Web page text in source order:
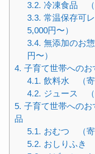
3.2. 冷凍食品 （
3.3. 常温保存可
5,000円〜）
3.4. 無添加のお
円〜）
4. 子育て世帯への
4.1. 飲料水 （寄
4.2. ジュース （
5. 子育て世帯への
品
5.1. おむつ （寄
5.2. おしりふき